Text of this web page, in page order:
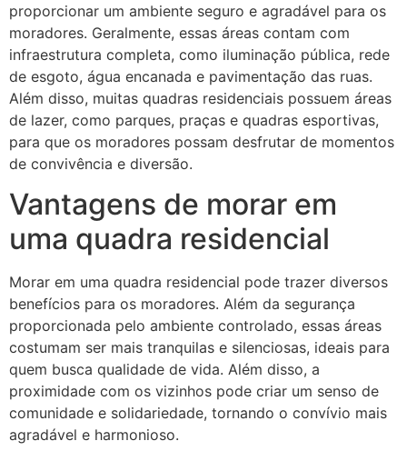
proporcionar um ambiente seguro e agradável para os
moradores. Geralmente, essas áreas contam com
infraestrutura completa, como iluminação pública, rede
de esgoto, água encanada e pavimentação das ruas.
Além disso, muitas quadras residenciais possuem áreas
de lazer, como parques, praças e quadras esportivas,
para que os moradores possam desfrutar de momentos
de convivência e diversão.
Vantagens de morar em
uma quadra residencial
Morar em uma quadra residencial pode trazer diversos
benefícios para os moradores. Além da segurança
proporcionada pelo ambiente controlado, essas áreas
costumam ser mais tranquilas e silenciosas, ideais para
quem busca qualidade de vida. Além disso, a
proximidade com os vizinhos pode criar um senso de
comunidade e solidariedade, tornando o convívio mais
agradável e harmonioso.